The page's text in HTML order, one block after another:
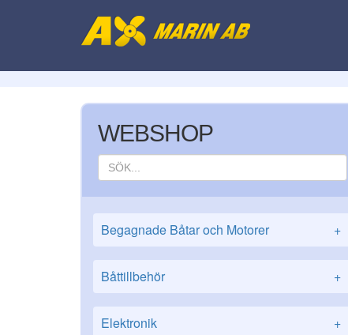
WEBSHOP
Begagnade Båtar och Motorer +
Båttillbehör +
Elektronik +